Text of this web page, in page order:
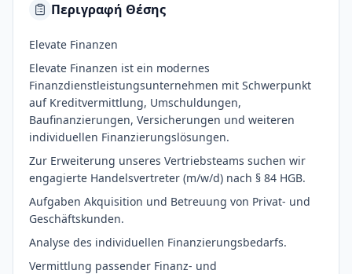
Περιγραφή Θέσης
Elevate Finanzen
Elevate Finanzen ist ein modernes
Finanzdienstleistungsunternehmen mit Schwerpunkt
auf Kreditvermittlung, Umschuldungen,
Baufinanzierungen, Versicherungen und weiteren
individuellen Finanzierungslösungen.
Zur Erweiterung unseres Vertriebsteams suchen wir
engagierte Handelsvertreter (m/w/d) nach § 84 HGB.
Aufgaben Akquisition und Betreuung von Privat- und
Geschäftskunden.
Analyse des individuellen Finanzierungsbedarfs.
Vermittlung passender Finanz- und